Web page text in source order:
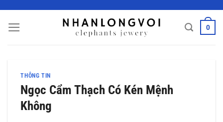
nội
0
THÔNG TIN
Ngọc Cẩm Thạch Có Kén Mệnh
Không